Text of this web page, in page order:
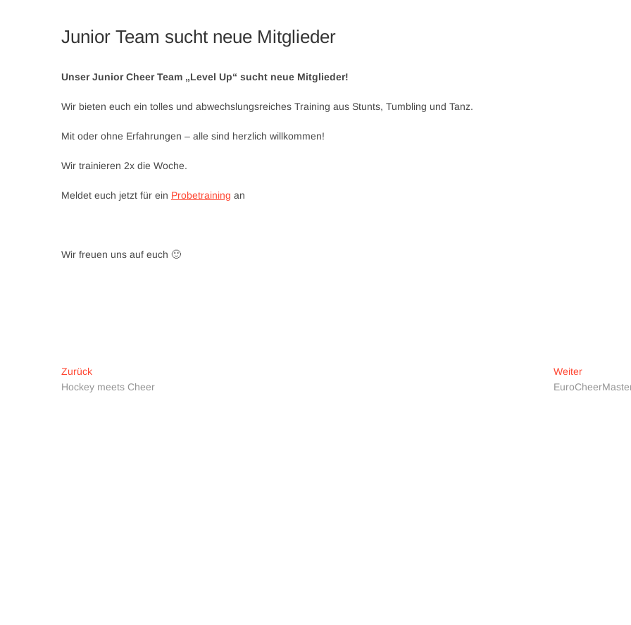
Junior Team sucht neue Mitglieder
Unser Junior Cheer Team „Level Up“ sucht neue Mitglieder!
Wir bieten euch ein tolles und abwechslungsreiches Training aus Stunts, Tumbling und Tanz.
Mit oder ohne Erfahrungen – alle sind herzlich willkommen!
Wir trainieren 2x die Woche.
Meldet euch jetzt für ein Probetraining an
Wir freuen uns auf euch 🙂
Beitragsnavigation
ZurückVorheriger
Beitrag:
Hockey meets Cheer
WeiterNächster
Beitrag: